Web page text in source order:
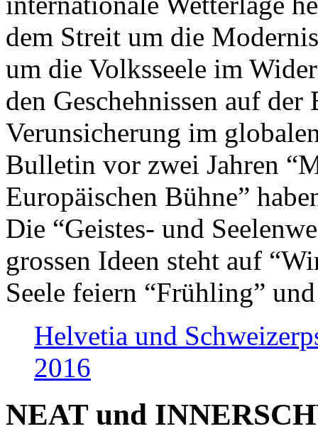
dem Streit um die
um die Volksseele im
den Geschehnissen auf
Verunsicherung im
Bulletin vor zwei Jahren
Europäischen Bühne”
Die “Geistes- und
grossen Ideen steht auf
Seele feiern “Frühling”
Helvetia und
2016
NEAT und